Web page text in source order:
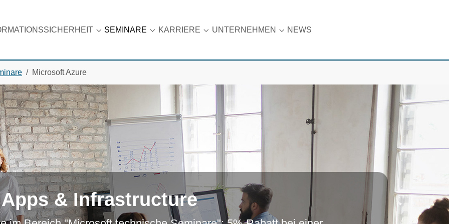
for "Datenschutz" Submenu for "Informationssicherheit"
SEMINARE
Submenu for "Seminare"
KARRIERE
Submenu for "Karriere"
UNTERNEHMEN
Submenu for "Unternehmen"
NEWS
Microsoft Azure
& Infrastructure